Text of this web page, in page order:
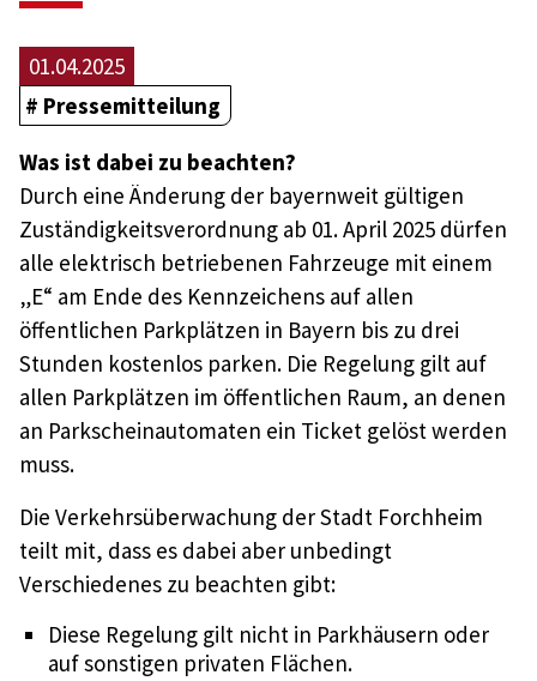
01.04.2025
Pressemitteilung
Was ist dabei zu beachten?
Durch eine Änderung der bayernweit gültigen
Zuständigkeitsverordnung ab 01. April 2025 dürfen
alle elektrisch betriebenen Fahrzeuge mit einem
„E“ am Ende des Kennzeichens auf allen
öffentlichen Parkplätzen in Bayern bis zu drei
Stunden kostenlos parken. Die Regelung gilt auf
allen Parkplätzen im öffentlichen Raum, an denen
an Parkscheinautomaten ein Ticket gelöst werden
muss.
Die Verkehrsüberwachung der Stadt Forchheim
teilt mit, dass es dabei aber unbedingt
Verschiedenes zu beachten gibt:
Diese Regelung gilt nicht in Parkhäusern oder
auf sonstigen privaten Flächen.